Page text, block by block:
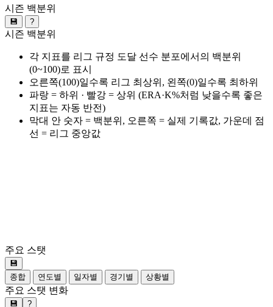
시즌 백분위
💾 ?
시즌 백분위
각 지표를 리그 규정 도달 선수 분포에서의 백분위
(0~100)로 표시
오른쪽(100)일수록 리그 최상위, 왼쪽(0)일수록 최하위
파랑 = 하위 · 빨강 = 상위 (ERA·K%처럼 낮을수록 좋은
지표는 자동 반전)
막대 안 숫자 = 백분위, 오른쪽 = 실제 기록값, 가운데 점
선 = 리그 중앙값
주요 스탯
💾
종합
연도별 일자별 경기별 상황별
주요 스탯 변화
💾 ?